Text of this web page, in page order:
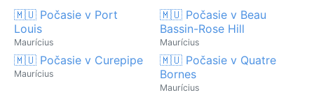
🇲🇺 Počasie v Port
Louis
Maurícius
🇲🇺 Počasie v Beau
Bassin-Rose Hill
Maurícius
🇲🇺 Počasie v Curepipe
Maurícius
🇲🇺 Počasie v Quatre
Bornes
Maurícius